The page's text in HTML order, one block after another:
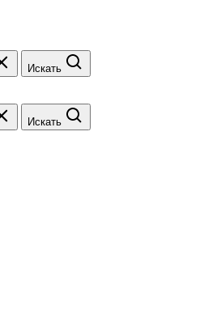
Искать
Искать